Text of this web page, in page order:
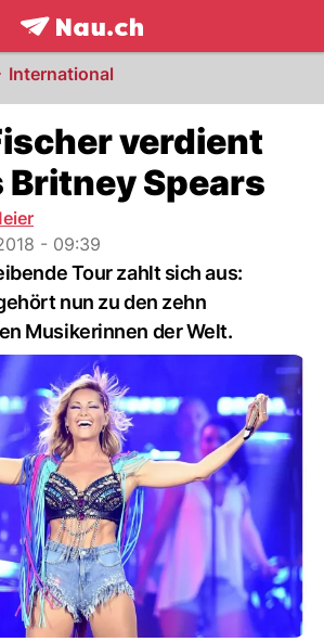
frontpage.NAU.ch
International
verdient
Britney Spears
- 09:39
Tour zahlt sich aus:
nun zu den zehn
Musikerinnen der Welt.